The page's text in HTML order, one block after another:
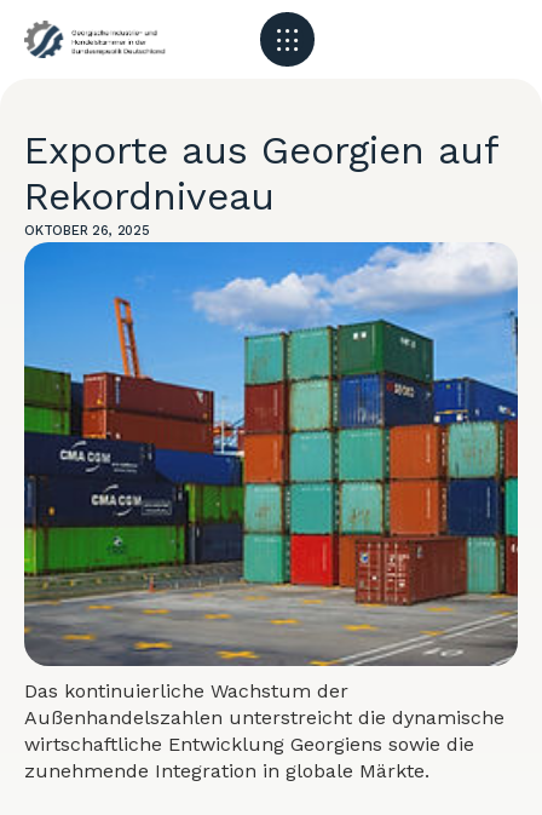
Exporte aus Georgien auf
Rekordniveau
OKTOBER 26, 2025
Das kontinuierliche Wachstum der
Außenhandelszahlen unterstreicht die dynamische
wirtschaftliche Entwicklung Georgiens sowie die
zunehmende Integration in globale Märkte.